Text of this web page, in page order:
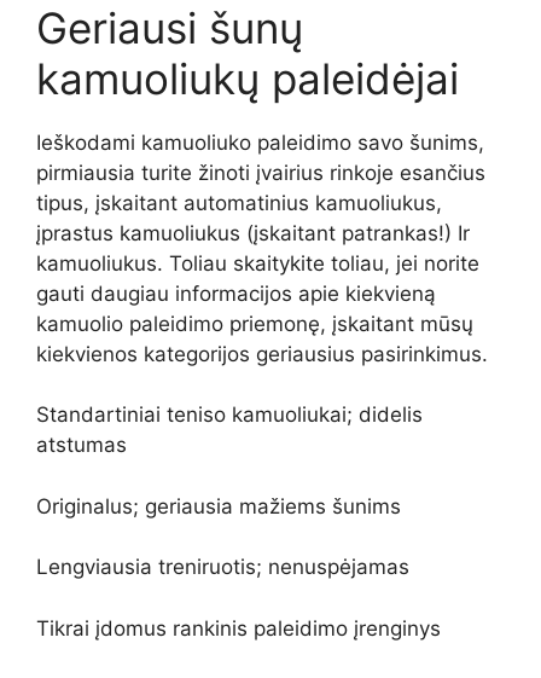
Geriausi šunų
kamuoliukų paleidėjai
Ieškodami kamuoliuko paleidimo savo šunims,
pirmiausia turite žinoti įvairius rinkoje esančius
tipus, įskaitant automatinius kamuoliukus,
įprastus kamuoliukus (įskaitant patrankas!) Ir
kamuoliukus. Toliau skaitykite toliau, jei norite
gauti daugiau informacijos apie kiekvieną
kamuolio paleidimo priemonę, įskaitant mūsų
kiekvienos kategorijos geriausius pasirinkimus.
Standartiniai teniso kamuoliukai; didelis
atstumas
Originalus; geriausia mažiems šunims
Lengviausia treniruotis; nenuspėjamas
Tikrai įdomus rankinis paleidimo įrenginys